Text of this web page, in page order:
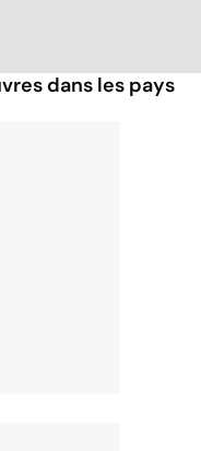
dans les pays